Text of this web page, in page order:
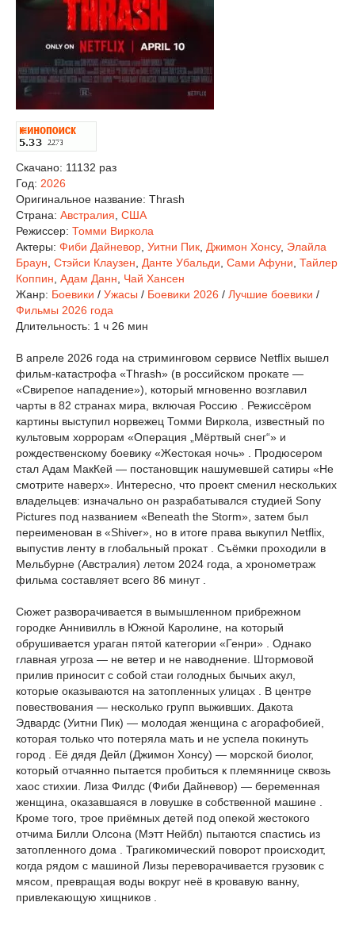
Скачано: 11132 раз
Год: 2026
Оригинальное название: Thrash
Страна: Австралия США
Режиссер: Томми Виркола
Актеры: Фиби Дайневор Уитни Пик Джимон Хонсу, Элайла
Браун Стэйси Клаузен Данте Убальди Сами Афуни Тайлер
Коппин Адам Данн
Чай Хансен
Жанр: Боевики / Ужасы / Боевики 2026 / Лучшие боевики /
Фильмы 2026 года
Длительность: 1 ч 26 мин
В апреле 2026 года на стриминговом сервисе Netflix вышел
фильм-катастрофа «Thrash» (в российском прокате —
«Свирепое нападение»), который мгновенно возглавил
чарты в 82 странах мира, включая Россию . Режиссёром
картины выступил норвежец Томми Виркола, известный по
культовым хоррорам «Операция „Мёртвый снег“» и
рождественскому боевику «Жестокая ночь» . Продюсером
стал Адам МакКей — постановщик нашумевшей сатиры «Не
смотрите наверх». Интересно, что проект сменил нескольких
владельцев: изначально он разрабатывался студией Sony
Pictures под названием «Beneath the Storm», затем был
переименован в «Shiver», но в итоге права выкупил Netflix,
выпустив ленту в глобальный прокат . Съёмки проходили в
Мельбурне (Австралия) летом 2024 года, а хронометраж
фильма составляет всего 86 минут .
Сюжет разворачивается в вымышленном прибрежном
городке Аннивилль в Южной Каролине, на который
обрушивается ураган пятой категории «Генри» . Однако
главная угроза — не ветер и не наводнение. Штормовой
прилив приносит с собой стаи голодных бычьих акул,
которые оказываются на затопленных улицах . В центре
повествования — несколько групп выживших. Дакота
Эдвардс (Уитни Пик) — молодая женщина с агорафобией,
которая только что потеряла мать и не успела покинуть
город . Её дядя Дейл (Джимон Хонсу) — морской биолог,
который отчаянно пытается пробиться к племяннице сквозь
хаос стихии. Лиза Филдс (Фиби Дайневор) — беременная
женщина, оказавшаяся в ловушке в собственной машине .
Кроме того, трое приёмных детей под опекой жестокого
отчима Билли Олсона (Мэтт Нейбл) пытаются спастись из
затопленного дома . Трагикомический поворот происходит,
когда рядом с машиной Лизы переворачивается грузовик с
мясом, превращая воды вокруг неё в кровавую ванну,
привлекающую хищников .